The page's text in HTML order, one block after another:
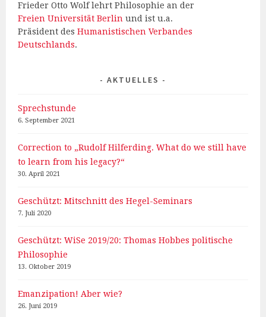
Frieder Otto Wolf lehrt Philosophie an der
Freien Universität Berlin und ist u.a.
Präsident desHumanistischen Verbandes
Deutschlands.
AKTUELLES
Sprechstunde
6. September 2021
Correction to „Rudolf Hilferding. What do we still have
to learn from his legacy?“
30. April 2021
Geschützt: Mitschnitt des Hegel-Seminars
7. Juli 2020
Geschützt: WiSe 2019/20: Thomas Hobbes politische
Philosophie
13. Oktober 2019
Emanzipation! Aber wie?
26. Juni 2019